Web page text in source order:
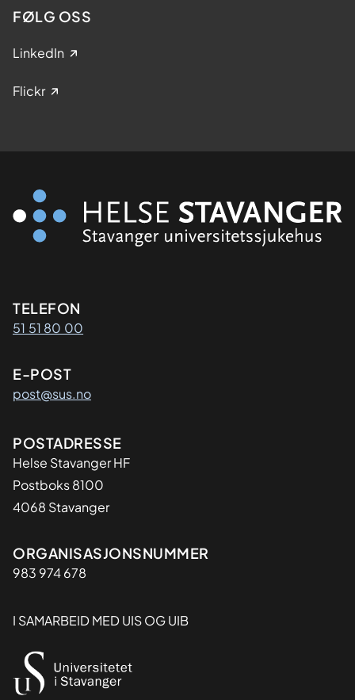
FØLG OSS
LinkedIn
Flickr
Kontaktinformasjon
TELEFON
51 51 80 00
E-POST
post@sus.no
Adresse
POSTADRESSE
Helse Stavanger HF
Postboks 8100
4068 Stavanger
Organisasjon
ORGANISASJONSNUMMER
983 974 678
I SAMARBEID MED UIS OG UIB